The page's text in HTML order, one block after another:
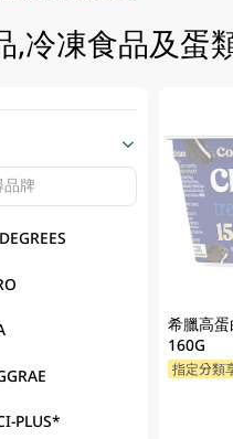
,冷凍食品及蛋
PLUS*
希臘高
160G
指定分類